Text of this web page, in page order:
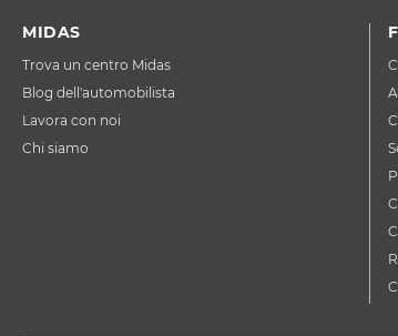
MIDAS
Trova un centro Midas
Blog dell'automobilista
Lavora con noi
Chi siamo